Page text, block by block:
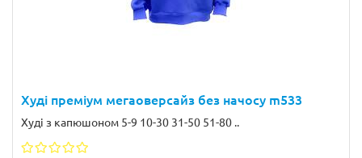
Худі преміум мегаоверсайз без начосу m533
Худі з капюшоном 5-9 10-30 31-50 51-80 ..